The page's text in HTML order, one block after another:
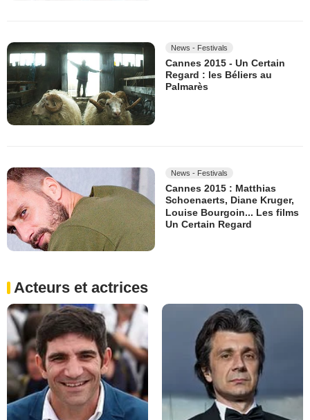
News - Festivals
Cannes 2015 - Un Certain
Regard : les Béliers au
Palmarès
News - Festivals
Cannes 2015 : Matthias
Schoenaerts, Diane Kruger,
Louise Bourgoin... Les films
Un Certain Regard
Acteurs et actrices